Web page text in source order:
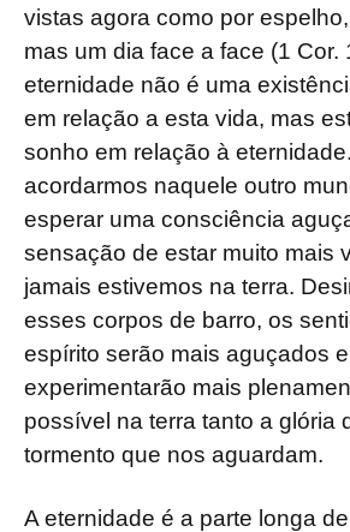
vistas agora como por
mas um dia face a face (1 Cor.
eternidade não é uma
em relação a esta vida, mas
sonho em relação à
acordarmos naquele outro
esperar uma consciência
sensação de estar muito mais
jamais estivemos na terra.
esses corpos de barro, os
espírito serão mais aguçados e
experimentarão mais
possível na terra tanto a glória
tormento que nos aguardam.
A eternidade é a parte longa